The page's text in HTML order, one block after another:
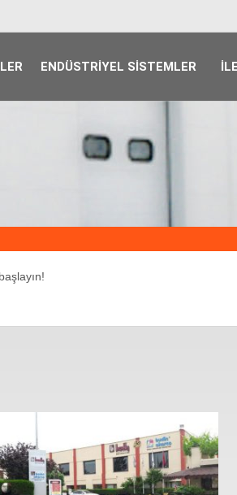
ENDÜSTRIYEL SISTEMLER